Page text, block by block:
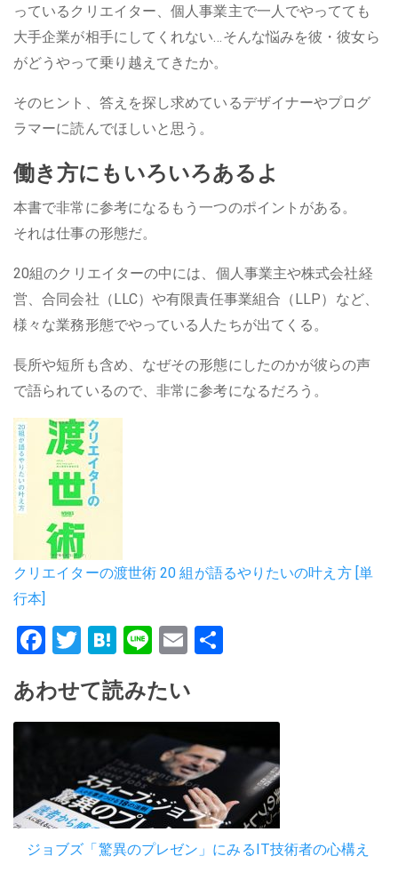
っているクリエイター、個人事業主で一人でやってても
大手企業が相手にしてくれない…そんな悩みを彼・彼女ら
がどうやって乗り越えてきたか。
そのヒント、答えを探し求めているデザイナーやプログ
ラマーに読んでほしいと思う。
働き方にもいろいろあるよ
本書で非常に参考になるもう一つのポイントがある。
それは仕事の形態だ。
20組のクリエイターの中には、個人事業主や株式会社経
営、合同会社（LLC）や有限責任事業組合（LLP）など、
様々な業務形態でやっている人たちが出てくる。
長所や短所も含め、なぜその形態にしたのかが彼らの声
で語られているので、非常に参考になるだろう。
クリエイターの渡世術 20 組が語るやりたいの叶え方 [単
行本]
Facebook
Twitter
Hatena
LineEmail
あわせて読みたい
ジョブズ「驚異のプレゼン」にみるIT技術者の心構え